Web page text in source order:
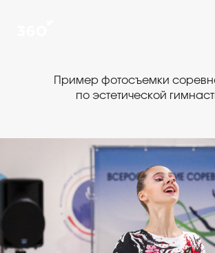
Пример фотосъемки
по эстетической